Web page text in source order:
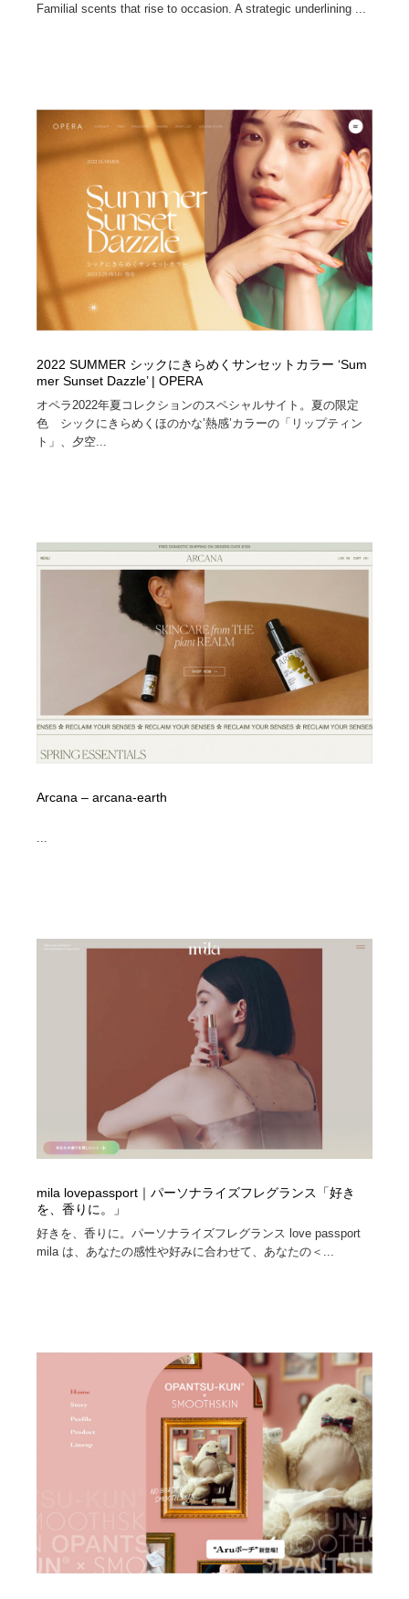
Familial scents that rise to occasion. A strategic underlining ...
2022 SUMMER シックにきらめくサンセットカラー ‘Sum
mer Sunset Dazzle’ | OPERA
オペラ2022年夏コレクションのスペシャルサイト。夏の限定
色 シックにきらめくほのかな’熱感’カラーの「リップティン
ト」、夕空...
Arcana – arcana-earth
mila lovepassport｜パーソナライズフレグランス「好き
を、香りに。」
好きを、香りに。パーソナライズフレグランス love passport
mila は、あなたの感性や好みに合わせて、あなたの＜...